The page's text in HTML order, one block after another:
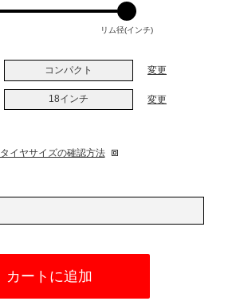
リム径(インチ)
コンパクト 変更
18インチ 変更
タイヤサイズの確認方法
カートに追加